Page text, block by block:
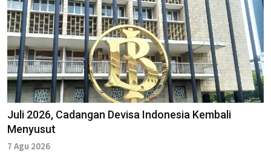
Juli 2026, Cadangan Devisa Indonesia Kembali
Menyusut
7 Agu 2026